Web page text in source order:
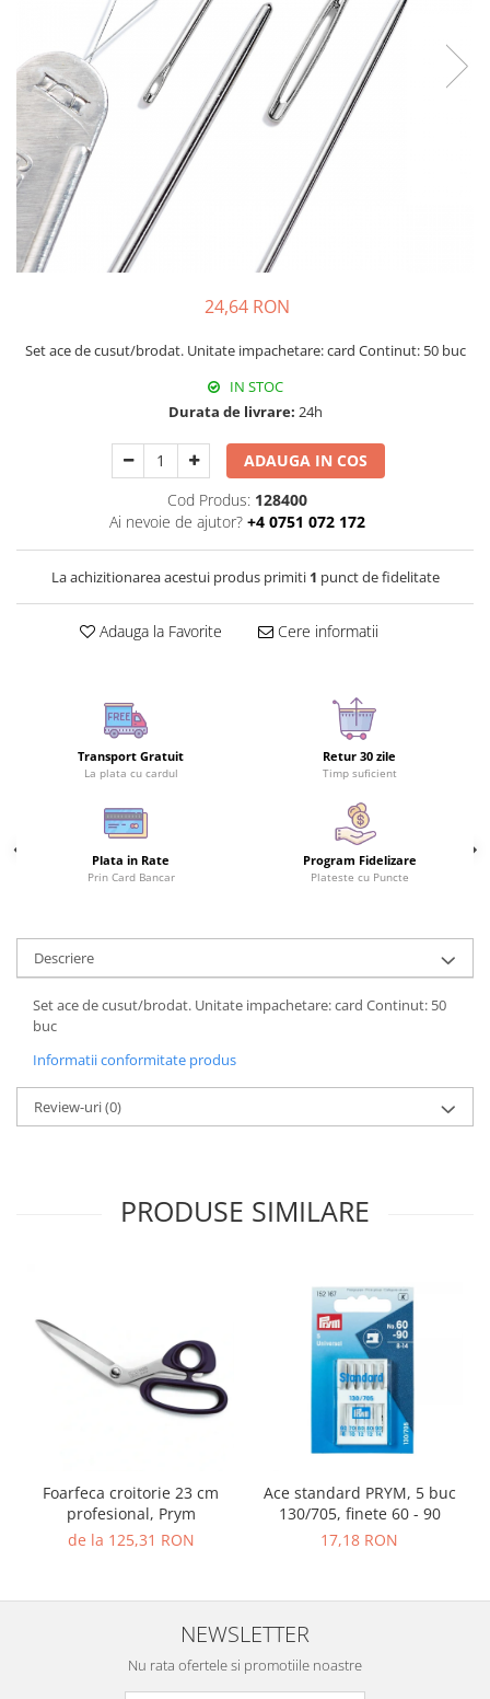
24,64 RON
Set ace de cusut/brodat. Unitate impachetare: card Continut: 50 buc
IN STOC
Durata de livrare: 24h
ADAUGA IN COS
Cod Produs: 128400
Ai nevoie de ajutor? +4 0751 072 172
La achizitionarea acestui produs primiti 1 punct de fidelitate
Adauga la Favorite Cere informatii
Transport Gratuit
La plata cu cardul
Retur 30 zile
Timp suficient
Plata in Rate
Prin Card Bancar
Program Fidelizare
Plateste cu Puncte
Descriere
Set ace de cusut/brodat. Unitate impachetare: card Continut: 50
buc
Informatii conformitate produs
Review-uri(0)
PRODUSE SIMILARE
Foarfeca croitorie 23 cm
profesional, Prym
de la 125,31 RON
Ace standard PRYM, 5 buc
130/705, finete 60 - 90
17,18 RON
NEWSLETTER
Nu rata ofertele si promotiile noastre